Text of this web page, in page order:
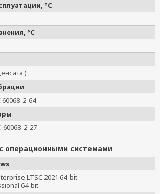
°C
°C
)
60068-2-64
60068-2-27
операционными системами
LTSC 2021 64-bit
64-bit